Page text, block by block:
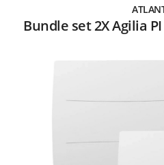
Bundle set 2X Agilia